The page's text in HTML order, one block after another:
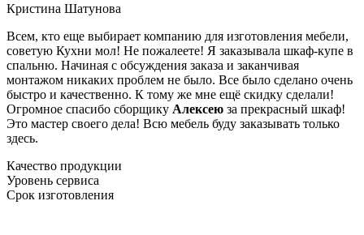
Кристина Шатунова
Всем, кто еще выбирает компанию для изготовления мебели,
советую Кухни мол! Не пожалеете! Я заказывала шкаф-купе в
спальню. Начиная с обсуждения заказа и заканчивая
монтажом никаких проблем не было. Все было сделано очень
быстро и качественно. К тому же мне ещё скидку сделали!
Огромное спасибо сборщику Алексею за прекрасный шкаф!
Это мастер своего дела! Всю мебель буду заказывать только
здесь.
Качество продукции
Уровень сервиса
Срок изготовления